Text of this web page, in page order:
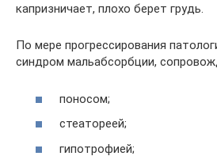
капризничает, плохо берет грудь.
По мере прогрессирования
синдром мальабсорбции,
поносом;
стеатореей;
гипотрофией;